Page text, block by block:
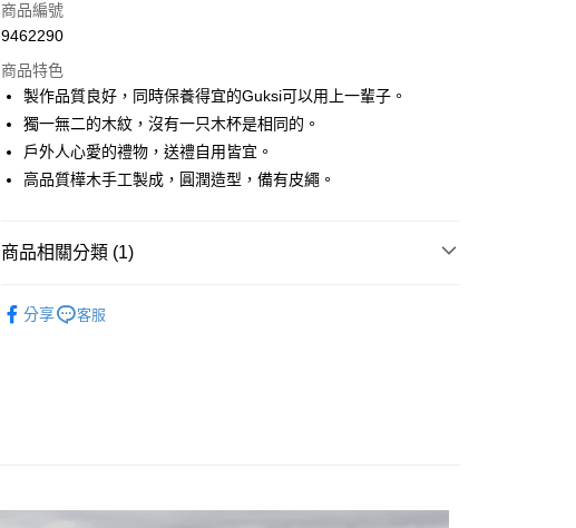
合作金庫商業銀行
華南商業銀行
上海商業儲蓄銀行
國泰世華商業銀行
兆豐國際商業銀行
臺灣中小企業銀行
台中商業銀行
聯邦商業銀行
遠東國際商業銀行
元大商業銀行
永豐商業銀行
台灣樂天信用卡公司
超商取貨付款
LINE Pay
Apple Pay
ATM付款
全家取貨付款
每筆NT$60，滿NT$490(含以上)免運費
商品編號
9462290
商品特色
製作品質良好，同時保養得宜的Guksi可以用上一輩子。
獨一無二的木紋，沒有一只木杯是相同的。
戶外人心愛的禮物，送禮自用皆宜。
高品質樺木手工製成，圓潤造型，備有皮繩。
商品相關分類 (1)
分享
客服